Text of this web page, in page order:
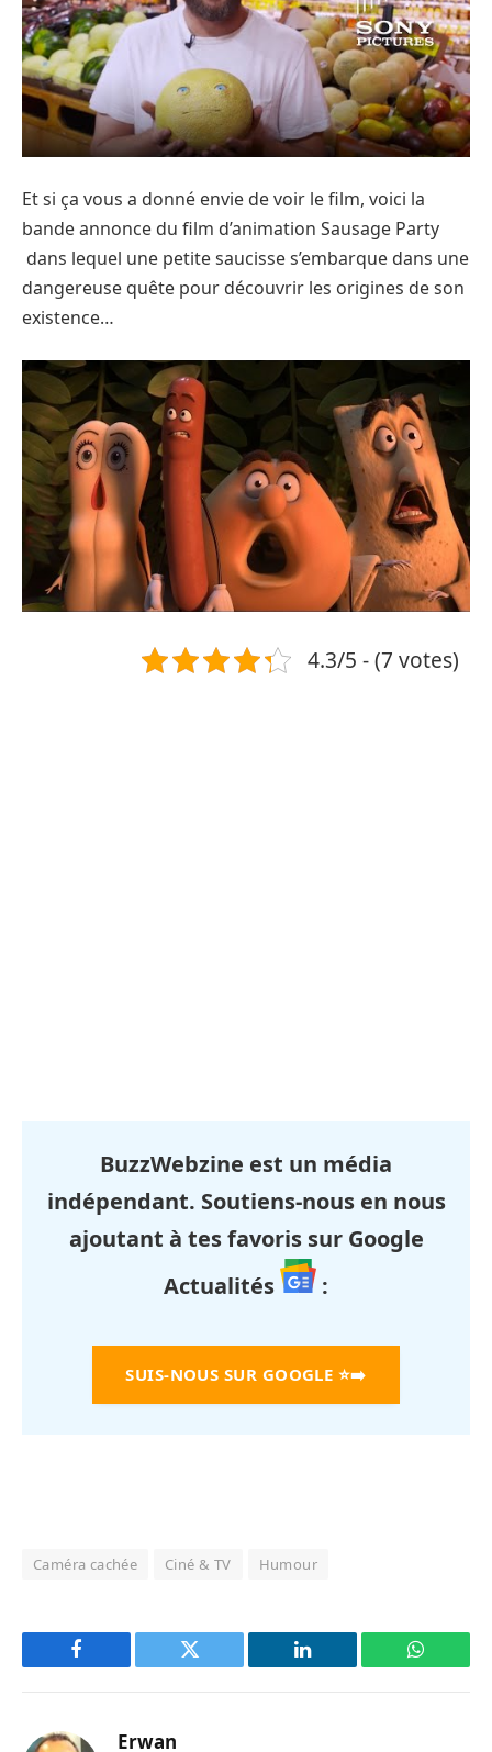
Et si ça vous a donné envie de voir le film, voici la
bande annonce du film d’animation Sausage Party
dans lequel une petite saucisse s’embarque dans une
dangereuse quête pour découvrir les origines de son
existence…
4.3/5 - (7 votes)
BuzzWebzine est un média
indépendant. Soutiens-nous en nous
ajoutant à tes favoris sur Google
Actualités
:
SUIS-NOUS SUR GOOGLE ⭐➡️
Caméra cachée Ciné & TV Humour
Facebook Twitter LinkedIn
Erwan